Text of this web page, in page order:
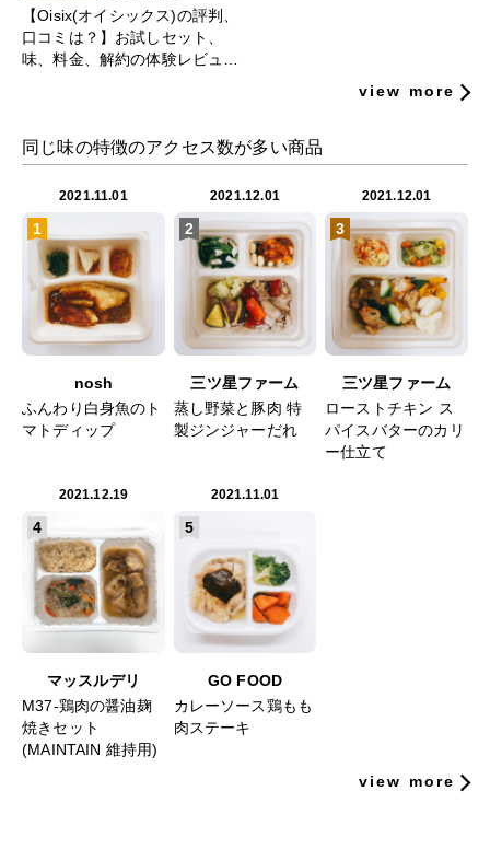
【Oisix(オイシックス)の評判、
口コミは？】お試しセット、
味、料金、解約の体験レビュー
view more
同じ味の特徴のアクセス数が多い商品
2021.11.01
1
nosh
ふんわり白身魚のト
マトディップ
2021.12.01
2
三ツ星ファーム
蒸し野菜と豚肉 特
製ジンジャーだれ
2021.12.01
3
三ツ星ファーム
ローストチキン ス
パイスバターのカリ
ー仕立て
2021.12.19
4
マッスルデリ
M37-鶏肉の醤油麹
焼きセット
(MAINTAIN 維持用)
2021.11.01
5
GO FOOD
カレーソース鶏もも
肉ステーキ
view more